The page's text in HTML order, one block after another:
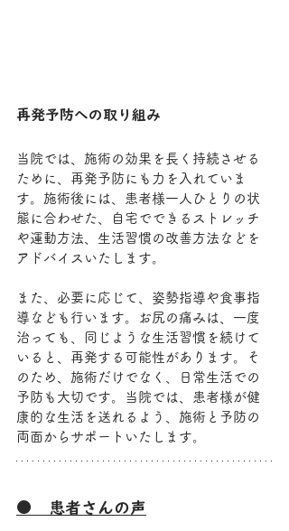
再発予防への取り組み
当院では、施術の効果を長く持続させる
ために、再発予防にも力を入れていま
す。施術後には、患者様一人ひとりの状
態に合わせた、自宅でできるストレッチ
や運動方法、生活習慣の改善方法などを
アドバイスいたします。
また、必要に応じて、姿勢指導や食事指
導なども行います。お尻の痛みは、一度
治っても、同じような生活習慣を続けて
いると、再発する可能性があります。そ
のため、施術だけでなく、日常生活での
予防も大切です。当院では、患者様が健
康的な生活を送れるよう、施術と予防の
両面からサポートいたします。
●　患者さんの声